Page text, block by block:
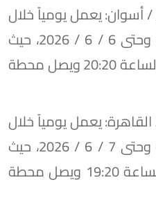
/ أسوان: يعمل يومياً خلال
الفترة من 21 / 5 / 2026 وحتى 6 / 6 / 2026، حيث
يقوم من محطة القاهرة الساعة 20:20 ويصل محطة
/ القاهرة: يعمل يومياً خلال
الفترة من 22 / 5 / 2026 وحتى 7 / 6 / 2026، حيث
يقوم من محطة أسوان الساعة 19:20 ويصل محطة